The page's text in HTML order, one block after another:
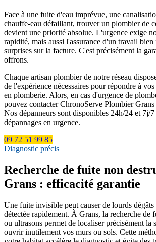
Face à une fuite d'eau imprévue, une
chauffe-eau défaillant, trouver un plombier de
devient une priorité absolue. L'urgence exige
rapidité, mais aussi l'assurance d'un travail bien
surprises sur la facture. C'est précisément la
offrons.
Chaque artisan plombier de notre réseau
de l'expérience nécessaires pour répondre à
en plomberie. Alors, en cas d'urgence de
pouvez contacter ChronoServe Plombier
Nos dépanneurs sont disponibles 24h/24 et 7j/
dépannages en urgence.
09 72 51 99 85
Diagnostic précis
Recherche de fuite non
Grans : efficacité garantie
Une fuite invisible peut causer de lourds dégâts
détectée rapidement. À Grans, la recherche de
ou ultrasons permet de localiser précisément la
ouvrir inutilement vos murs ou sols. Cette